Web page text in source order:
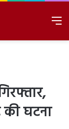
घटना